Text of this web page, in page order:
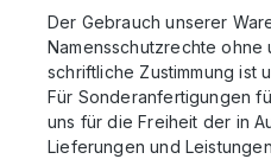
Der Gebrauch unserer
Namensschutzrechte ohne
schriftliche Zustimmung ist
Für Sonderanfertigungen
uns für die Freiheit der in
Lieferungen und